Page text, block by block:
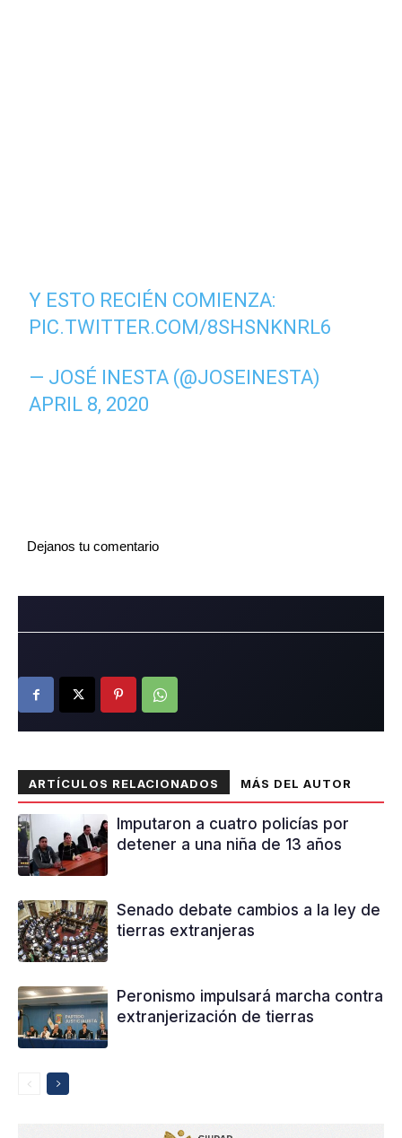
Y ESTO RECIÉN COMIENZA:
PIC.TWITTER.COM/8SHSNKNRL6
— JOSÉ INESTA (@JOSEINESTA)
APRIL 8, 2020
Dejanos tu comentario
ARTÍCULOS RELACIONADOS MÁS DEL AUTOR
Imputaron a cuatro policías por
detener a una niña de 13 años
Senado debate cambios a la ley de
tierras extranjeras
Peronismo impulsará marcha contra
extranjerización de tierras